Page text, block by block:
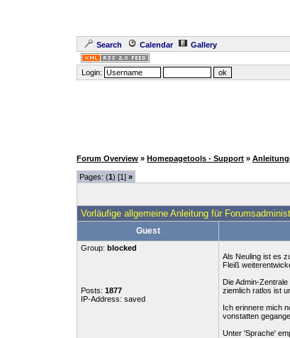
Search Calendar Gallery
Login:
Forum Overview » Homepagetools - Support »
Pages: (1) [1] »
Vorläufige allgemeine Anleitung für
Guest
Group: blocked
Posts: 1877
IP-Address: saved
Als Neuling ist es
Fleiß
Die Admin-
ziemlich ratlos ist
Ich erinnere mich
vonstatten
Unter 'Sprache'